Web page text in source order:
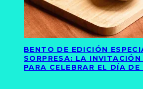
BENTO DE EDICIÓN
SORPRESA: LA
PARA CELEBRAR EL DÍA